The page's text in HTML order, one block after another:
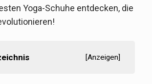
Yoga-Schuhe entdecken, die
[Anzeigen]